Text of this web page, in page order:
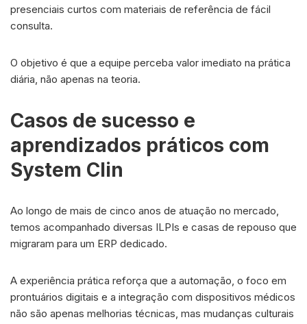
presenciais curtos com materiais de referência de fácil
consulta.
O objetivo é que a equipe perceba valor imediato na prática
diária, não apenas na teoria.
Casos de sucesso e
aprendizados práticos com
System Clin
Ao longo de mais de cinco anos de atuação no mercado,
temos acompanhado diversas ILPIs e casas de repouso que
migraram para um ERP dedicado.
A experiência prática reforça que a automação, o foco em
prontuários digitais e a integração com dispositivos médicos
não são apenas melhorias técnicas, mas mudanças culturais